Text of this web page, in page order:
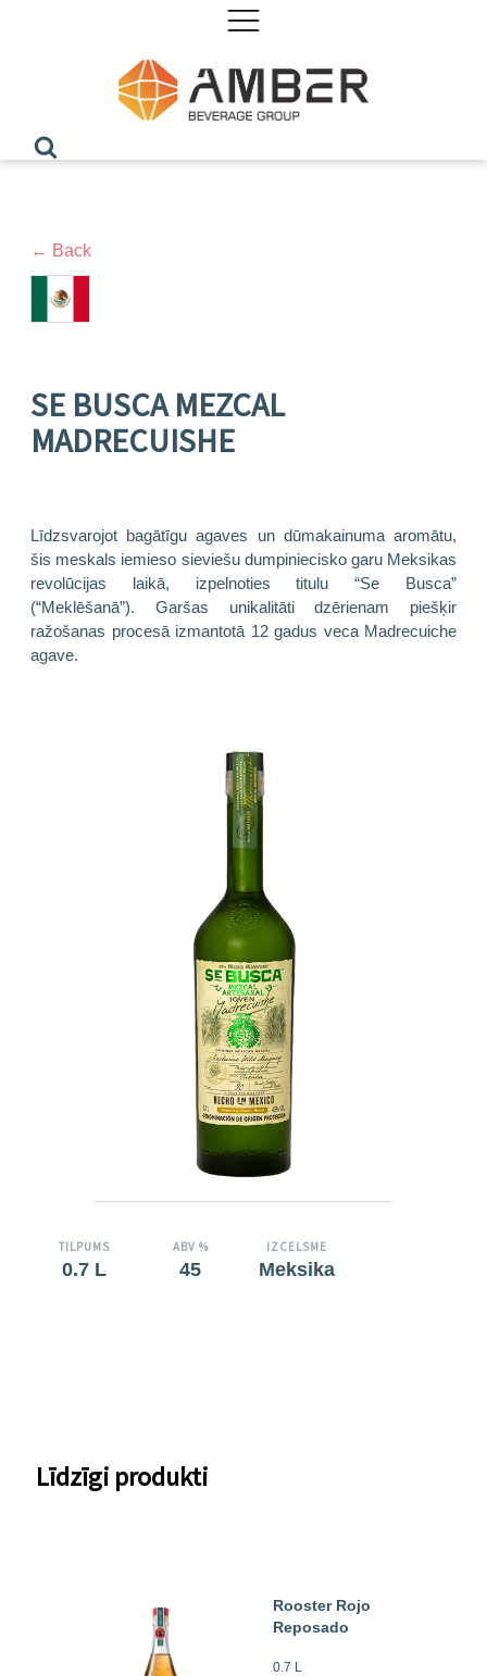
← Back
SE BUSCA MEZCAL
MADRECUISHE
Līdzsvarojot bagātīgu agaves un dūmakainuma aromātu,
šis meskals iemieso sieviešu dumpiniecisko garu Meksikas
revolūcijas laikā, izpelnoties titulu “Se Busca”
(“Meklēšanā”). Garšas unikalitāti dzērienam piešķir
ražošanas procesā izmantotā 12 gadus veca Madrecuiche
agave.
TILPUMS
0.7 L
ABV %
45
IZCELSME
Meksika
Līdzīgi produkti
Rooster Rojo
Reposado
0.7 L